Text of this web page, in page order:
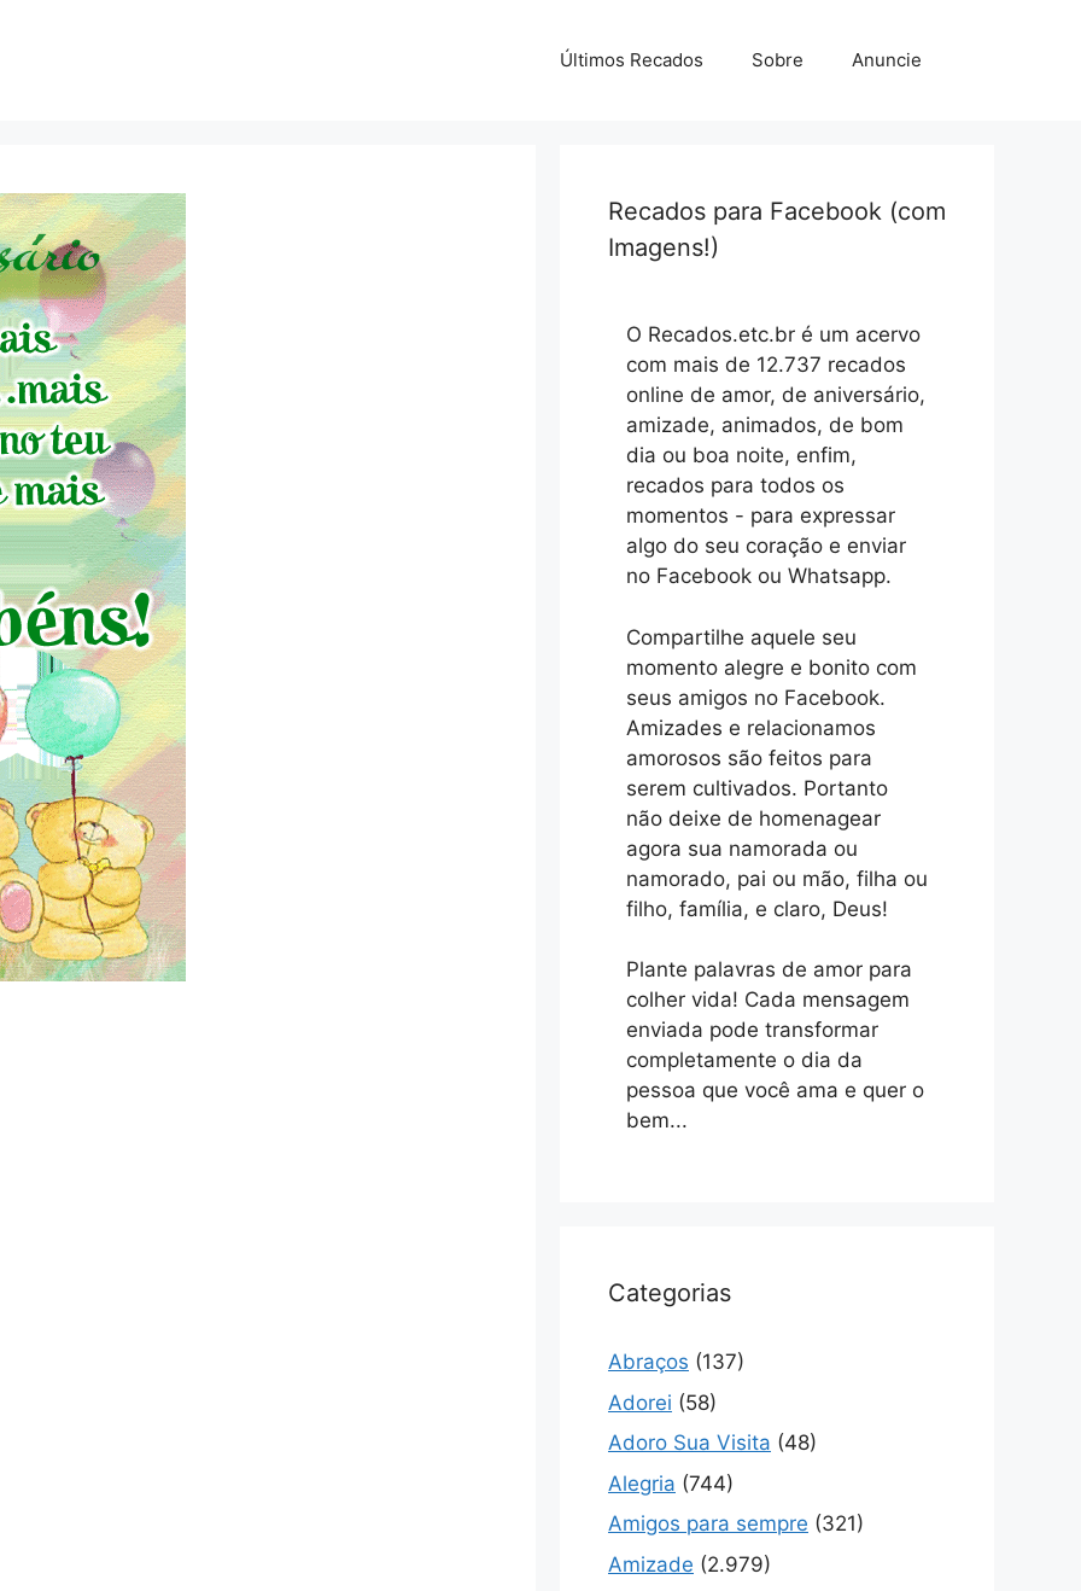
Últimos Recados Sobre Anuncie
Recados para Facebook (com
Imagens!)
O Recados.etc.br é um acervo
com mais de 12.737 recados
online de amor, de aniversário,
amizade, animados, de bom
dia ou boa noite, enfim,
recados para todos os
momentos - para expressar
algo do seu coração e enviar
no Facebook ou Whatsapp.
Compartilhe aquele seu
momento alegre e bonito com
seus amigos no Facebook.
Amizades e relacionamos
amorosos são feitos para
serem cultivados. Portanto
não deixe de homenagear
agora sua namorada ou
namorado, pai ou mão, filha ou
filho, família, e claro, Deus!
Plante palavras de amor para
colher vida! Cada mensagem
enviada pode transformar
completamente o dia da
pessoa que você ama e quer o
bem...
Categorias
Abraços (137)
Adorei (58)
Adoro Sua Visita (48)
Alegria (744)
Amigos para sempre (321)
Amizade (2.979)